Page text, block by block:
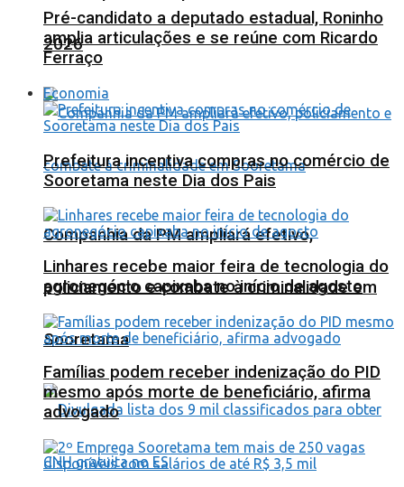
2026
Companhia da PM ampliará efetivo,
policiamento e combate à criminalidade em
Sooretama
Pré-candidato a deputado estadual, Roninho
amplia articulações e se reúne com Ricardo
Ferraço
Economia
Prefeitura incentiva compras no comércio de
Sooretama neste Dia dos Pais
Linhares recebe maior feira de tecnologia do
agronegócio capixaba no início de agosto
Famílias podem receber indenização do PID
mesmo após morte de beneficiário, afirma
advogado